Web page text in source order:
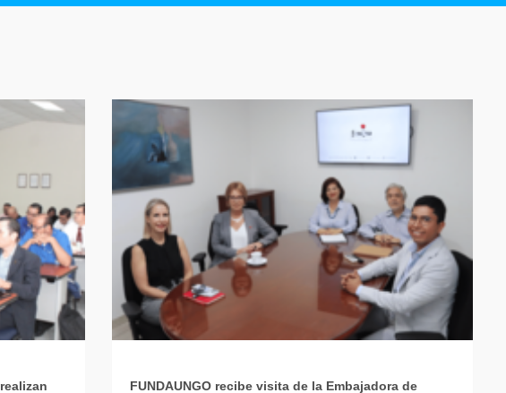
FUNDAUNGO recibe visita de la Embajadora de